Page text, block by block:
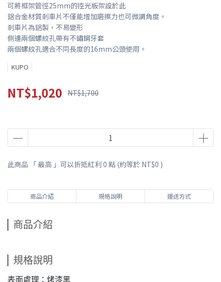
可將框架管徑25mm的控光板架設於此
鋁合金材質剎車片不僅能增加磨擦力也可微調角度。
剎車片為鋁製，不易變形
側邊兩個螺紋孔帶有不鏽鋼牙套
兩個螺紋孔適合不同長度的16mm公頭使用。
KUPO
NT$1,020 NT$1,700
此商品 「 最高 」可以折抵紅利 0 點 (約等於 NT$0 )
商品介紹 規格說明 運送方式
商品介紹
規格說明
表面處理：烤漆黑